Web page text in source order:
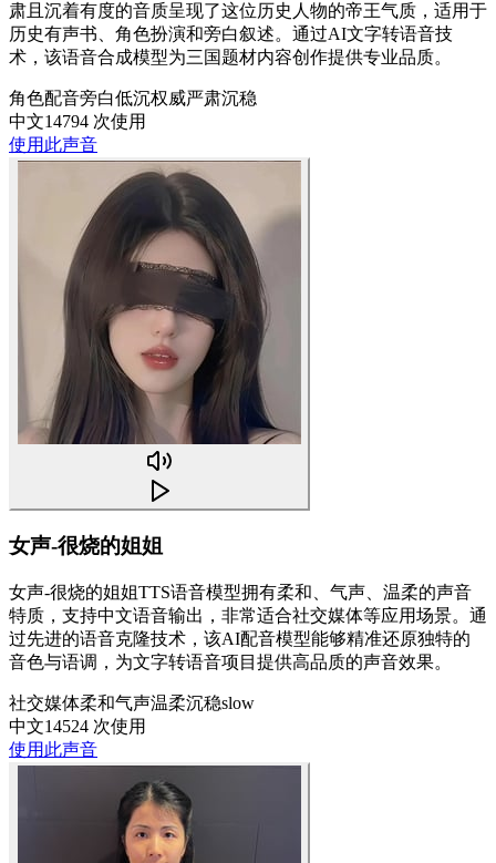
肃且沉着有度的音质呈现了这位历史人物的帝王气质，适用于
历史有声书、角色扮演和旁白叙述。通过AI文字转语音技
术，该语音合成模型为三国题材内容创作提供专业品质。
角色配音旁白低沉权威严肃沉稳
中文14794 次使用
使用此声音
女声-很烧的姐姐
女声-很烧的姐姐TTS语音模型拥有柔和、气声、温柔的声音
特质，支持中文语音输出，非常适合社交媒体等应用场景。通
过先进的语音克隆技术，该AI配音模型能够精准还原独特的
音色与语调，为文字转语音项目提供高品质的声音效果。
社交媒体柔和气声温柔沉稳slow
中文14524 次使用
使用此声音